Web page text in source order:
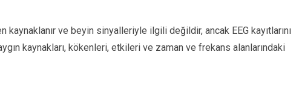
ve beyin sinyalleriyle ilgili değildir, ancak EEG kayıtlarını
kaynakları, kökenleri, etkileri ve zaman ve frekans alanlarındaki